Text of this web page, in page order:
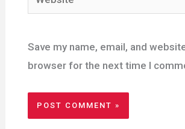
Save my name, email, and
browser for the next time I